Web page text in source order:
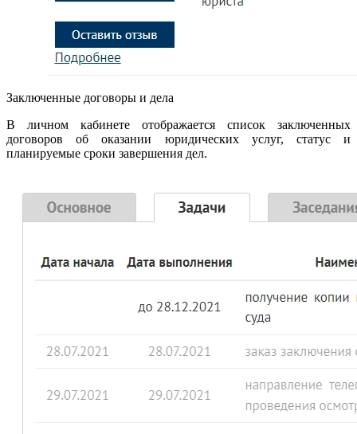
Заключенные договоры и дела
В личном кабинете отображается список заключенных
договоров об оказании юридических услуг, статус и
планируемые сроки завершения дел.